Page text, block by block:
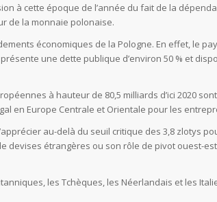
à cette époque de l’année du fait de la
de la monnaie polonaise.
économiques de la Pologne. En effet, le
une dette publique d’environ 50 % et
à hauteur de 80,5 milliards d’ici 2020
en Europe Centrale et Orientale pour les
au-delà du seuil critique des 3,8 zlotys
devises étrangères ou son rôle de pivot ouest-
les Tchèques, les Néerlandais et les